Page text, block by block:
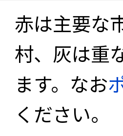
赤は主要な
村、灰は重
ます。なお
ください。